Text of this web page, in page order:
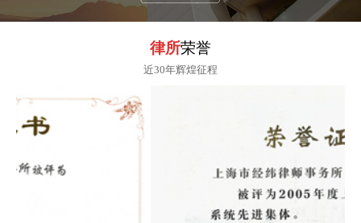
律所荣誉
近30年辉煌征程